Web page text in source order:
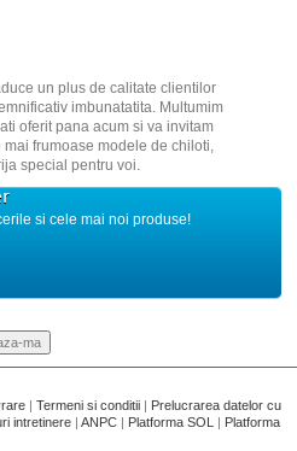
un plus de calitate clientilor
imbunatatita. Multumim
oferit pana acum si va invitam
frumoase modele de chiloti,
special pentru voi.
si cele mai noi produse!
| Termeni si conditii | Prelucrarea datelor cu
intretinere | ANPC | Platforma SOL | Platforma